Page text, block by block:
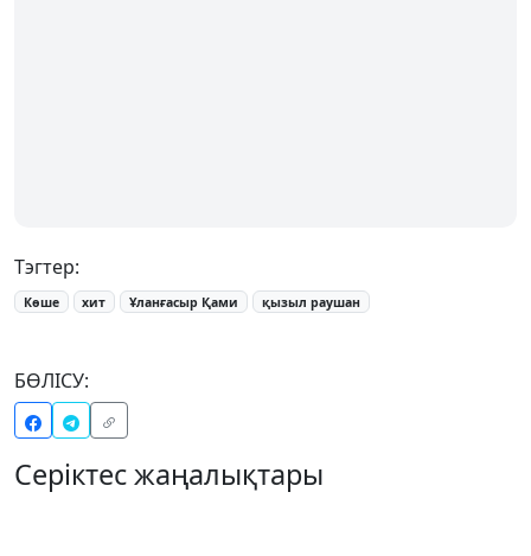
Тэгтер:
Көше хит Ұланғасыр Қами қызыл раушан
БӨЛІСУ:
Серіктес жаңалықтары